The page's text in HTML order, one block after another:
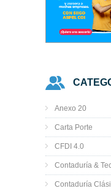
Anexo 20
Carta Porte
CFDI 4.0
Contaduría &
Contaduría